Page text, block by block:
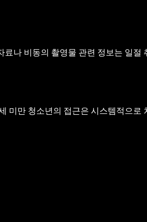
나 비동의 촬영물 관련 정보는 일절
미만 청소년의 접근은 시스템적으로